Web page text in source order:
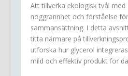
Att tillverka ekologisk tvål med
noggrannhet och förståelse
sammansättning. I detta
titta närmare på
utforska hur glycerol
mild och effektiv produkt för